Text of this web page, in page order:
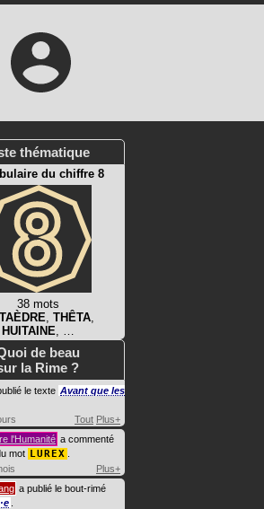
thématique
du chiffre 8
38 mots
, THÊTA,
HUITAINE, …
de beau
la Rime ?
le texte Avant que les
Tout Plus+
l'Humanité a commenté
mot LUREX
Plus+
a publié le bout-rimé